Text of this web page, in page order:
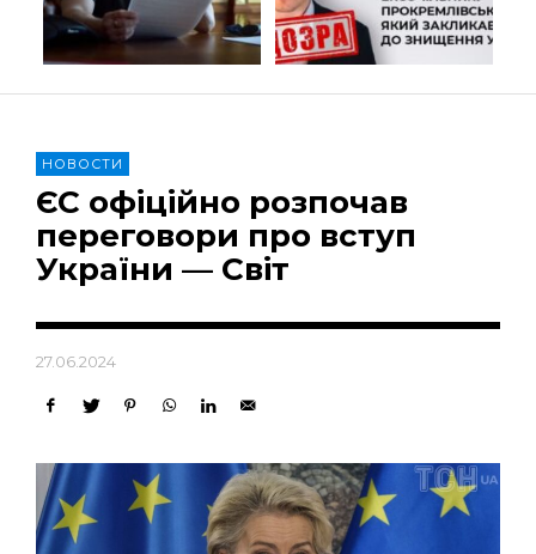
НОВОСТИ
ЄС офіційно розпочав
переговори про вступ
України — Світ
27.06.2024